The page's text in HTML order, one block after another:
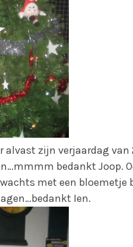
alvast zijn verjaardag van
bedankt Joop.
met een bloemetje
Ien.